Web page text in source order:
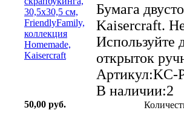
Бумага
Kaisercraft.
Используйте
открыток
Артикул:KC-
В наличии:2
50,00 руб.